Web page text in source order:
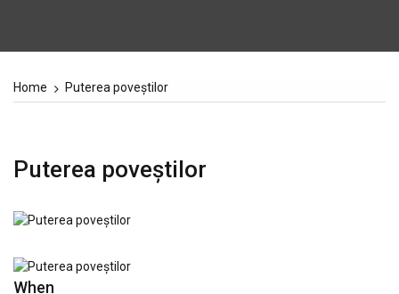
Home Puterea poveștilor
Puterea poveștilor
When